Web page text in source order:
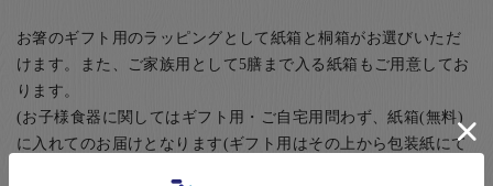
お箸のギフト用のラッピングとして紙箱と桐箱がお選びいただ
けます。また、ご家族用として5膳まで入る紙箱もご用意してお
ります。
(お子様食器に関してはギフト用・ご自宅用問わず、紙箱(無料)
に入れてのお届けとなります(ギフト用はその上から包装紙にて